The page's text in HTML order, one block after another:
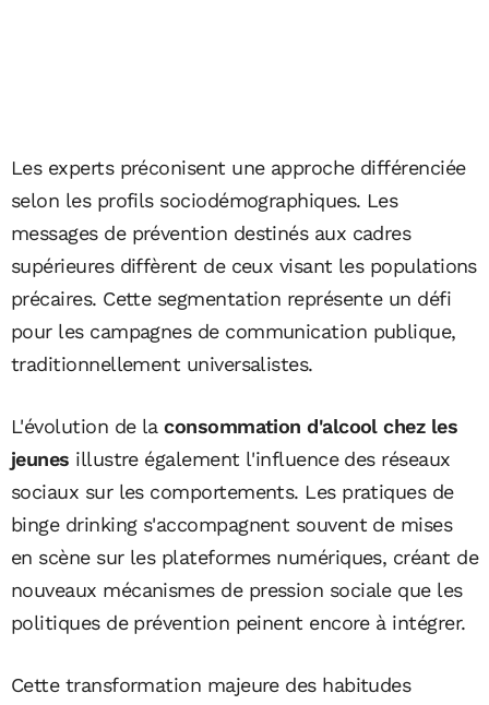
Les experts préconisent une approche différenciée
selon les profils sociodémographiques. Les
messages de prévention destinés aux cadres
supérieures diffèrent de ceux visant les populations
précaires. Cette segmentation représente un défi
pour les campagnes de communication publique,
traditionnellement universalistes.
L'évolution de laconsommation d'alcool chez les
jeunes illustre également l'influence des réseaux
sociaux sur les comportements. Les pratiques de
binge drinking s'accompagnent souvent de mises
en scène sur les plateformes numériques, créant de
nouveaux mécanismes de pression sociale que les
politiques de prévention peinent encore à intégrer.
Cette transformation majeure des habitudes